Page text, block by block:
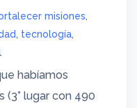
misiones,
, tecnología,
habíamos
(3° lugar con 490